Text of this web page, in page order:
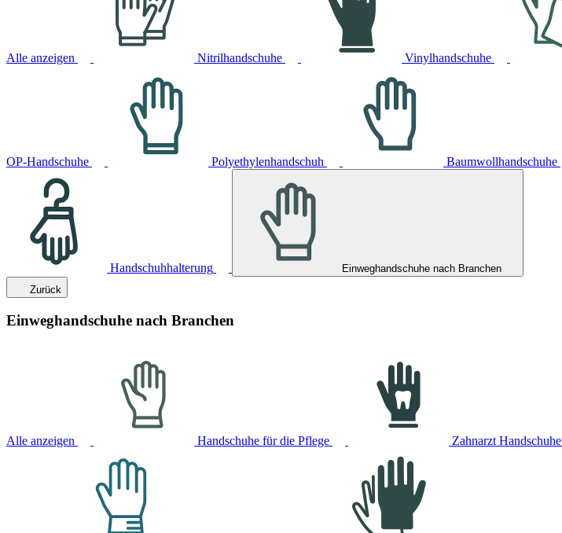
Alle anzeigen Nitrilhandschuhe Vinylhandschuhe
OP-Handschuhe Polyethylenhandschuh Baumwollhandschuhe
Handschuhhalterung
Einweghandschuhe nach Branchen
Zurück
Einweghandschuhe nach Branchen
Alle anzeigen Handschuhe für die Pflege Zahnarzt Handschuhe